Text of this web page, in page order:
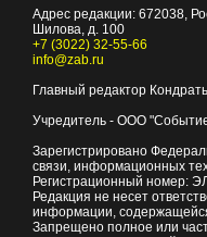
Адрес редакции: 672038,
Шилова, д. 100
+7 (3022) 32-55-66
info@zab.ru
Главный редактор
Учредитель - ООО
Зарегистрировано
связи, информационных
Регистрационный номер:
Редакция не несет
информации,
Запрещено полное или